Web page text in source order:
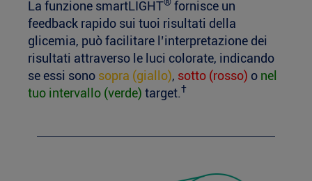
La funzione smartLIGHT® fornisce un
feedback rapido sui tuoi risultati della
glicemia, può facilitare l’interpretazione dei
risultati attraverso le luci colorate, indicando
se essi sono sopra (giallo), sotto (rosso) o nel
tuo intervallo (verde) target.†